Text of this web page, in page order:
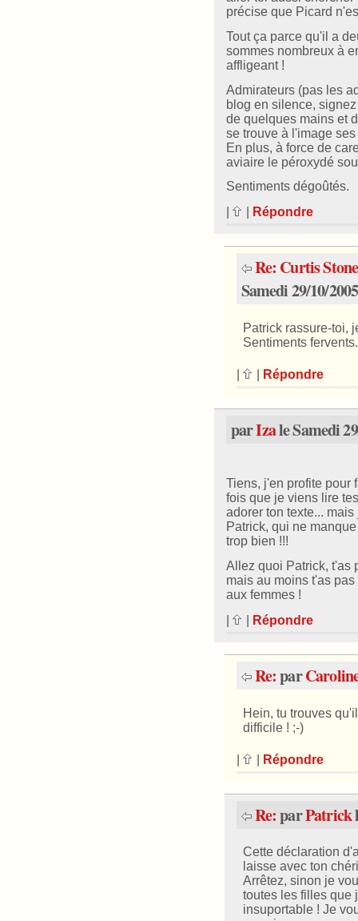
précise que Picard
Tout ça parce qu'il a
sommes nombreux à
affligeant !
Admirateurs (pas les
blog en silence,
de quelques mains et
se trouve à l'image
En plus, à force de
aviaire le péroxydé
Sentiments dégoûtés.
Répondre
Re: Curtis
Samedi 29/10/
Patrick rassure-toi,
Sentiments
Répondre
parIzale Samedi
Tiens, j'en profite pour
fois que je viens lire
adorer ton texte...
Patrick, qui ne
trop bien !!!
Allez quoi Patrick, t'as
mais au moins t'as
aux femmes !
Répondre
Re:par
Hein, tu trouves
difficile ! ;-)
Répondre
Re:parPatrick
Cette déclaration
laisse avec ton
Arrêtez, sinon je
toutes les filles que
insuportable ! Je